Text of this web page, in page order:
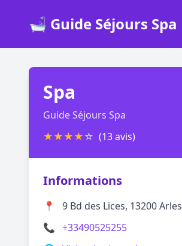
🛁 Guide Séjours Spa
Spa
Guide Séjours Spa
★★★★☆ (13 avis)
Informations
📍
9 Bd des Lices, 13200 Arles
📞 +33490525255